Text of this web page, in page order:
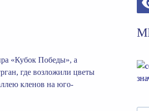
«Кубок Победы», а
где возложили цветы
кленов на юго-